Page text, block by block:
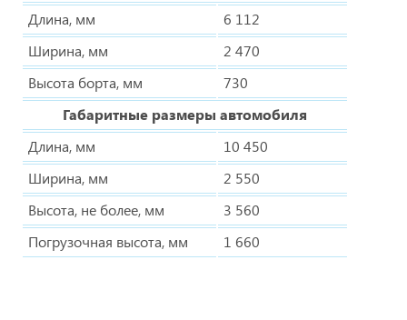
Длина, мм
6 112
Ширина, мм
2 470
Высота борта, мм
730
Габаритные размеры автомобиля
Длина, мм
10 450
Ширина, мм
2 550
Высота, не более, мм
3 560
Погрузочная высота, мм
1 660